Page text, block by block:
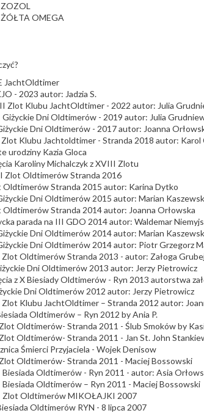
OMEGA
JachtOldtimer
- 2023 autor: Jadzia S.
Zlot Klubu JachtOldtimer - 2022 autor: Julia
Dni Oldtimerów - 2019 autor: Julia
Dni Oldtimerów - 2017 autor: Joanna
Klubu Jachtoldtimer - Stranda 2018 autor:
urodziny Kazia Gloca
Karoliny Michalczyk z XVIII Zlotu
Zlot Oldtimerów Stranda 2016
Oldtimerów Stranda 2015 autor: Karina Dytko
Dni Oldtimerów 2015 autor: Marian
Oldtimerów Stranda 2014 autor: Joanna Orłowska
parada na III GDO 2014 autor: Waldemar
Dni Oldtimerów 2014 autor: Marian
Dni Oldtimerów 2014 autor: Piotr Grzegorz
Oldtimerów Stranda 2013 - autor: Załoga
Dni Oldtimerów 2013 autor: Jerzy Pietrowicz
z X Biesiady Oldtimerów - Ryn 2013 autorstwa
Dni Oldtimerów 2012 autor: Jerzy Pietrowicz
Klubu JachtOldtimer – Stranda 2012 autor:
Oldtimerów – Ryn 2012 by Ania P.
Oldtimerów- Stranda 2011 - Ślub Smoków by
Oldtimerów- Stranda 2011 - Jan St. John
Śmierci Przyjaciela - Wojek Denisow
Oldtimerów- Stranda 2011 - Maciej Bossowski
Oldtimerów - Ryn 2011 - autor: Asia
Oldtimerów – Ryn 2011 - Maciej Bossowski
Oldtimerów MIKOŁAJKI 2007
Oldtimerów RYN - 8 lipca 2007